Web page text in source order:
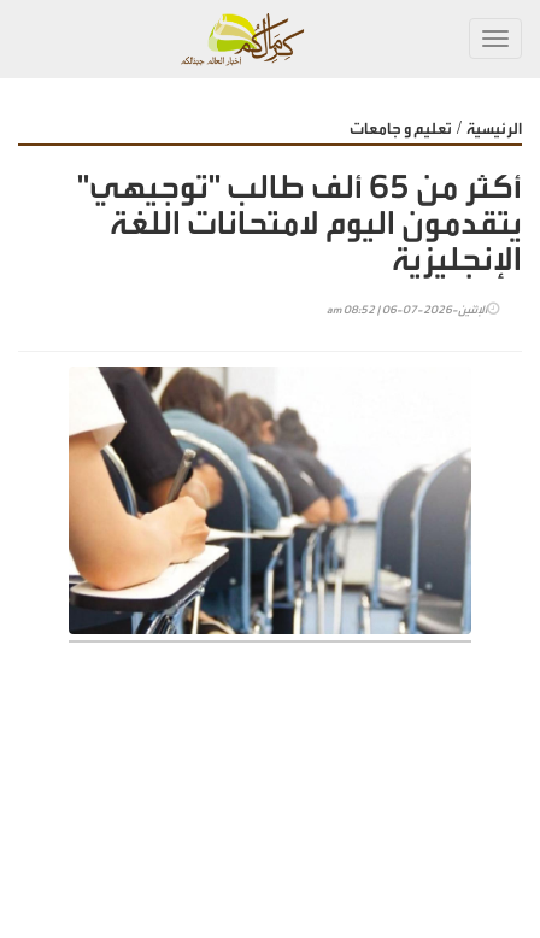
الرئيسية / تعليم و جامعات
أكثر من 65 ألف طالب "توجيهي"
يتقدمون اليوم لامتحانات اللغة
الإنجليزية
الإثنين-2026-07-06 | 08:52 am